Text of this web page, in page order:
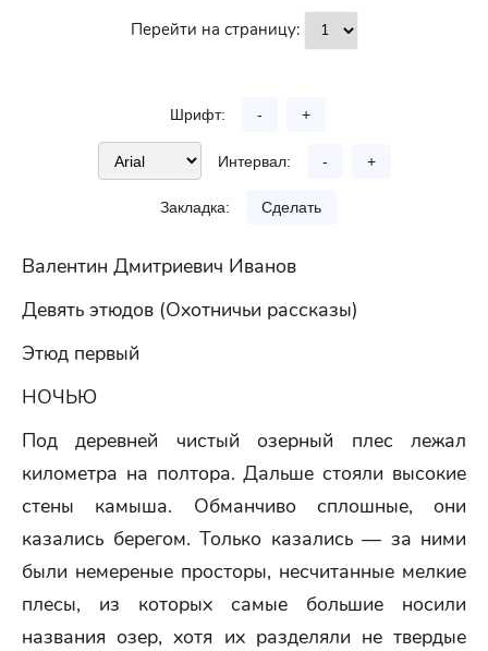
Перейти на страницу:
Шрифт: - +
Интервал: - +
Закладка: Сделать
Валентин Дмитриевич Иванов
Девять этюдов (Охотничьи рассказы)
Этюд первый
НОЧЬЮ
Под деревней чистый озерный плес лежал
километра на полтора. Дальше стояли высокие
стены камыша. Обманчиво сплошные, они
казались берегом. Только казались — за ними
были немереные просторы, несчитанные мелкие
плесы, из которых самые большие носили
названия озер, хотя их разделяли не твердые